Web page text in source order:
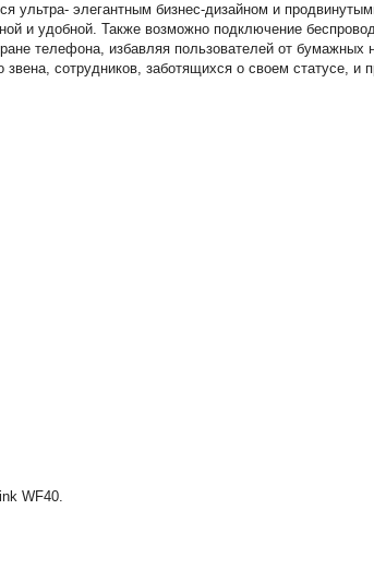
элегантным бизнес-дизайном и
и удобной. Также возможно подключение
телефона, избавляя пользователей от бумажных
сотрудников, заботящихся о своем статусе,
WF40.